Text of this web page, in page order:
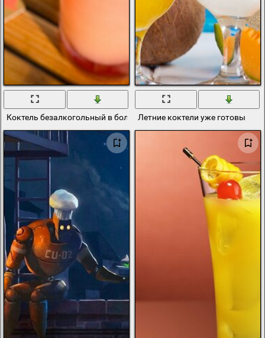
Коктель безалкогольный в большом стакане. Кредитная карта
Летние коктели уже готовы